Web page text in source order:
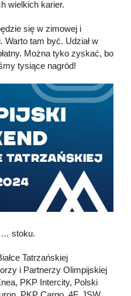
wielkich karier.
się w zimowej i
Warto tam być. Udział w
Można tyko zyskać, bo
tysiące nagród!
stoku.
Tatrzańskiej
i Partnerzy Olimpijskiej
PKP Intercity, Polski